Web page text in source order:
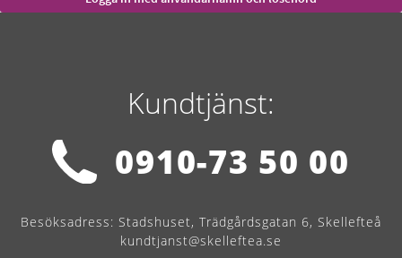
Kundtjänst:
0910-73 50 00
Besöksadress: Stadshuset, Trädgårdsgatan 6, Skellefteå
kundtjanst@skelleftea.se